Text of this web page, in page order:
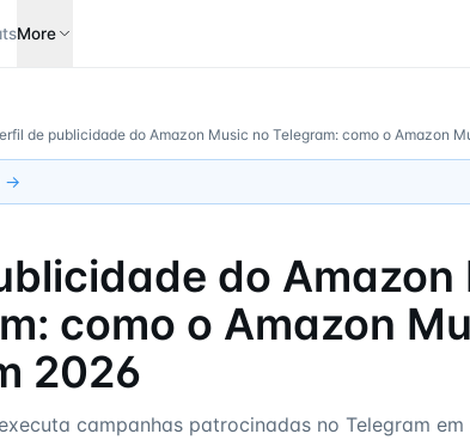
More
de publicidade do Amazon Music no Telegram: como o Amazon
→
do Amazon
como o Amazon
2026
campanhas patrocinadas no Telegram